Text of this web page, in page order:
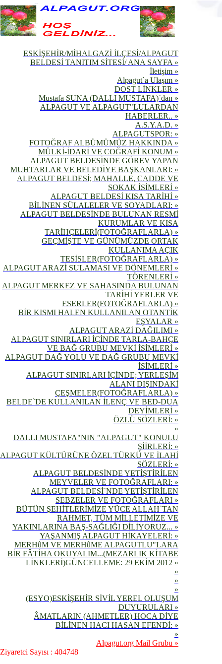
ESKİŞEHİR/MİHALGAZİ İLÇESİ/ALPAGUT
BELDESİ TANITIM SİTESİ/ ANA SAYFA »
İletişim »
Alpagut`a Ulaşım »
DOST LİNKLER »
Mustafa SUNA (DALLI MUSTAFA)`dan »
ALPAGUT VE ALPAGUT"LULARDAN
HABERLER.. »
A.S.Y.A.D. »
ALPAGUTSPOR: »
FOTOĞRAF ALBÜMÜMÜZ HAKKINDA »
MÜLKİ-İDARİ VE COĞRAFİ KONUM »
ALPAGUT BELDESİNDE GÖREV YAPAN
MUHTARLAR VE BELEDİYE BAŞKANLARI: »
ALPAGUT BELDESİ; MAHALLE, CADDE VE
SOKAK İSİMLERİ »
ALPAGUT BELDESİ KISA TARİHİ »
BİLİNEN SÜLALELER VE SOYADLARI: »
ALPAGUT BELDESİNDE BULUNAN RESMİ
KURUMLAR VE KISA
TARİHÇELERİ(FOTOĞRAFLARLA) »
GEÇMİŞTE VE GÜNÜMÜZDE ORTAK
KULLANIMA AÇIK
TESİSLER(FOTOĞRAFLARLA) »
ALPAGUT ARAZİ SULAMASI VE DÖNEMLERİ »
TÖRENLERİ »
ALPAGUT MERKEZ VE SAHASINDA BULUNAN
TARİHİ YERLER VE
ESERLER(FOTOĞRAFLARLA) »
BİR KISMI HALEN KULLANILAN OTANTİK
EŞYALAR »
ALPAGUT ARAZİ DAĞILIMI »
ALPAGUT SINIRLARI İÇİNDE TARLA-BAHÇE
VE BAĞ GRUBU MEVKİ İSİMLERİ »
ALPAGUT DAĞ YOLU VE DAĞ GRUBU MEVKİ
İSİMLERİ »
ALPAGUT SINIRLARI İÇİNDE; YERLEŞİM
ALANI DIŞINDAKİ
ÇEŞMELER(FOTOĞRAFLARLA) »
BELDE`DE KULLANILAN İLENÇ VE BED-DUA
DEYİMLERİ »
ÖZLÜ SÖZLERİ: »
»
DALLI MUSTAFA"NIN "ALPAGUT" KONULU
ŞİİRLERİ: »
ALPAGUT KÜLTÜRÜNE ÖZEL TÜRKÜ VE İLAHİ
SÖZLERİ: »
ALPAGUT BELDESİNDE YETİŞTİRİLEN
MEYVELER VE FOTOĞRAFLARI: »
ALPAGUT BELDESİ`NDE YETİŞTİRİLEN
SEBZELER VE FOTOĞRAFLARI »
BÜTÜN ŞEHİTLERİMİZE YÜCE ALLAH`TAN
RAHMET, TÜM MİLLETİMİZE VE
YAKINLARINA BAŞ-SAĞLIĞI DİLİYORUZ... »
YAŞANMIŞ ALPAGUT HİKAYELERİ: »
MERHûM VE MERHûME ALPAGUTLU"LARA
BİR FÂTİHA OKUYALIM...(MEZARLIK KİTABE
LİNKLERİ)GÜNCELLEME: 29 EKİM 2012 »
»
»
»
(ESYO)ESKİŞEHİR SİVİL YEREL OLUŞUM
DUYURULARI »
ÂMATLARIN (AHMETLER) HOCA DİYE
BİLİNEN HACI HASAN EFENDİ: »
»
Alpagut.org Mail Grubu »
Ziyaretci Sayısı : 404748